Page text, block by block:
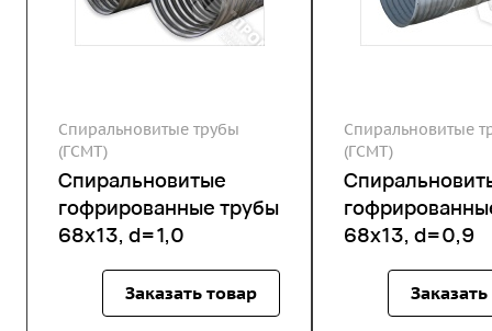
Спиральновитые трубы
(ГСМТ)
Спиральновитые
гофрированные трубы
68х13, d=1,0
Заказать товар
Спиральновитые
(ГСМТ)
68х13, d=0,9